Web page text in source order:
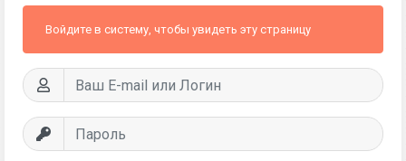
Войдите в систему, чтобы увидеть эту страницу